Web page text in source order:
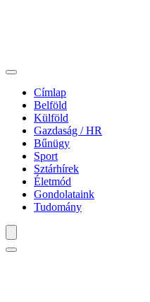
Címlap
Belföld
Külföld
Gazdaság / HR
Bűnügy
Sport
Sztárhírek
Életmód
Gondolataink
Tudomány